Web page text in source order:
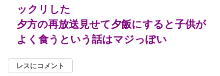
ックリした
夕方の再放送見せて夕飯にすると子供が
よく食うという話はマジっぽい
レスにコメント